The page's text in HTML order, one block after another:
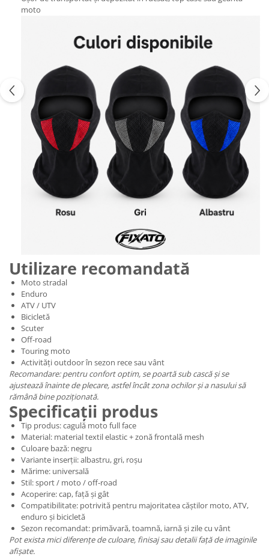
moto
Utilizare recomandată
Moto stradal
Enduro
ATV / UTV
Bicicletă
Scuter
Off-road
Touring moto
Activități outdoor în sezon rece sau vânt
Recomandare: pentru confort optim, se poartă sub cască și se
ajustează înainte de plecare, astfel încât zona ochilor și a nasului să
rămână bine poziționată.
Specificații produs
Tip produs: cagulă moto full face
Material: material textil elastic + zonă frontală mesh
Culoare bază: negru
Variante inserții: albastru, gri, roșu
Mărime: universală
Stil: sport / moto / off-road
Acoperire: cap, față și gât
Compatibilitate: potrivită pentru majoritatea căștilor moto, ATV,
enduro și bicicletă
Sezon recomandat: primăvară, toamnă, iarnă și zile cu vânt
Pot exista mici diferențe de culoare, finisaj sau detalii față de imaginile
afișate.